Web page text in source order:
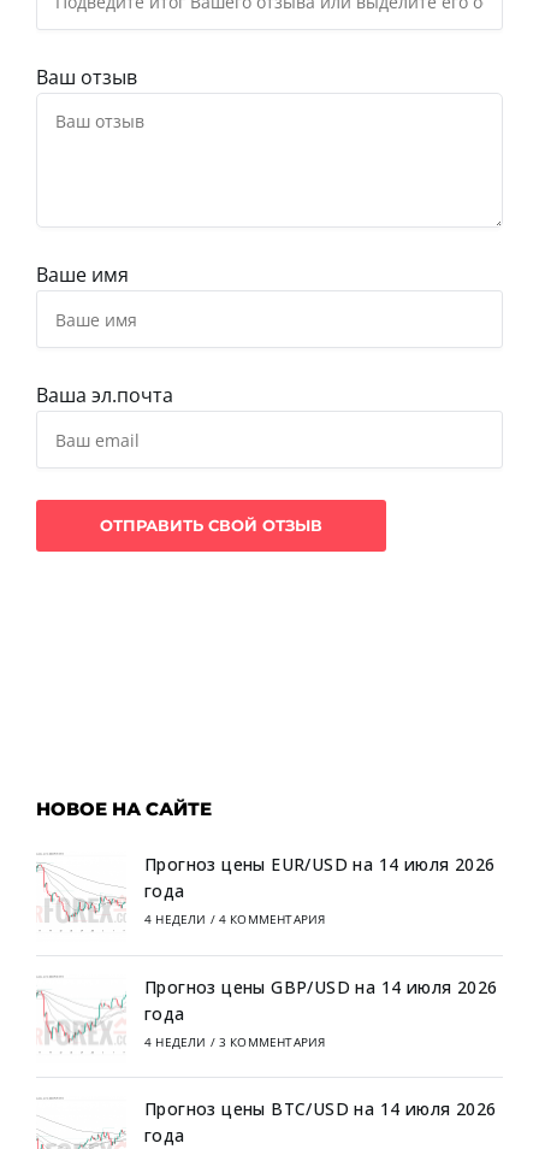
Ваш отзыв
Ваше имя
Ваша эл.почта
НОВОЕ НА САЙТЕ
Прогноз цены EUR/USD на 14 июля 2026
года
4 НЕДЕЛИ / 4 КОММЕНТАРИЯ
Прогноз цены GBP/USD на 14 июля 2026
года
4 НЕДЕЛИ / 3 КОММЕНТАРИЯ
Прогноз цены BTC/USD на 14 июля 2026
года